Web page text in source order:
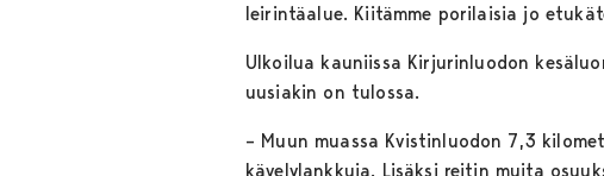
leirintäalue. Kiitämme porilaisia jo
Ulkoilua kauniissa Kirjurinluodon
uusiakin on tulossa.
– Muun muassa Kvistinluodon 7,3
kävelylankkuja. Lisäksi reitin muita